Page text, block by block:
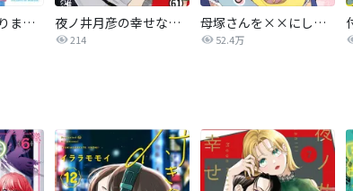
まさかな恋になりました。 夜ノ井月彦の幸せな地獄
214
母塚さんを××にしたい。
52.4万